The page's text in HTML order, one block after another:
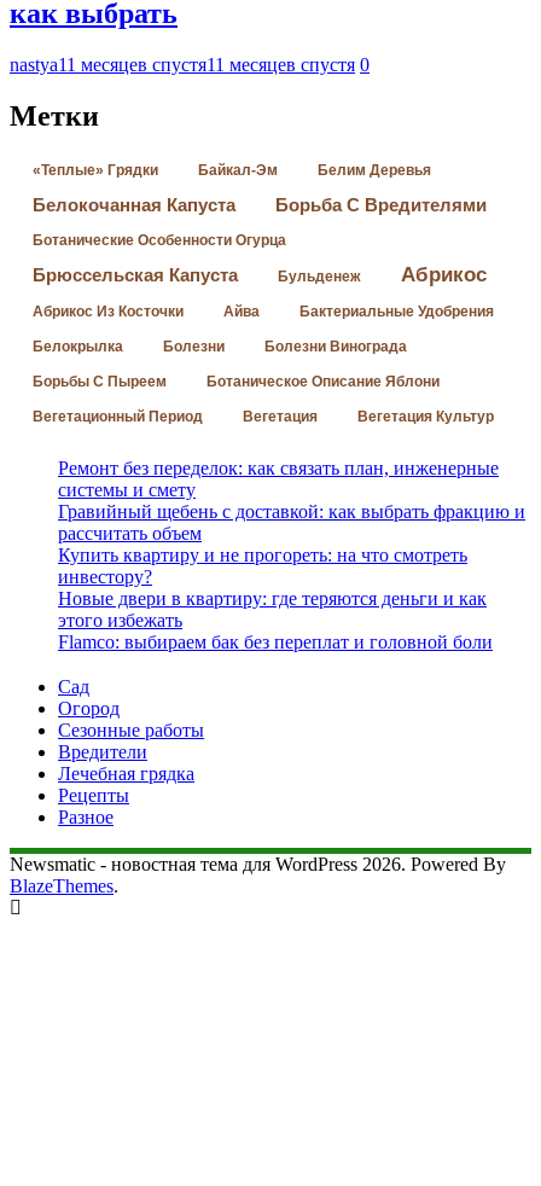
как выбрать
nastya11 месяцев спустя11 месяцев спустя 0
Метки
«Теплые» Грядки Байкал-Эм Белим Деревья
Белокочанная Капуста Борьба С Вредителями
Ботанические Особенности Огурца
Брюссельская Капуста Бульденеж Абрикос
Абрикос Из Косточки Айва Бактериальные Удобрения
Белокрылка Болезни Болезни Винограда
Борьбы С Пыреем Ботаническое Описание Яблони
Вегетационный Период Вегетация Вегетация Культур
Ремонт без переделок: как связать план, инженерные
системы и смету
Гравийный щебень с доставкой: как выбрать фракцию и
рассчитать объем
Купить квартиру и не прогореть: на что смотреть
инвестору?
Новые двери в квартиру: где теряются деньги и как
этого избежать
Flamco: выбираем бак без переплат и головной боли
Сад
Огород
Сезонные работы
Вредители
Лечебная грядка
Рецепты
Разное
Newsmatic - новостная тема для WordPress 2026. Powered By
BlazeThemes.